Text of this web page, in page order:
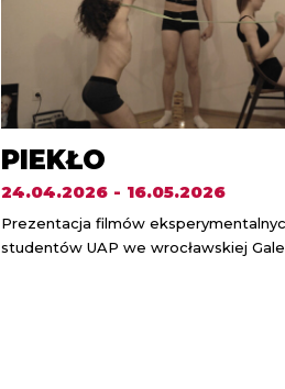
PIEKŁO
24.04.2026 - 16.05.2026
Prezentacja filmów
studentów UAP we wrocławskiej